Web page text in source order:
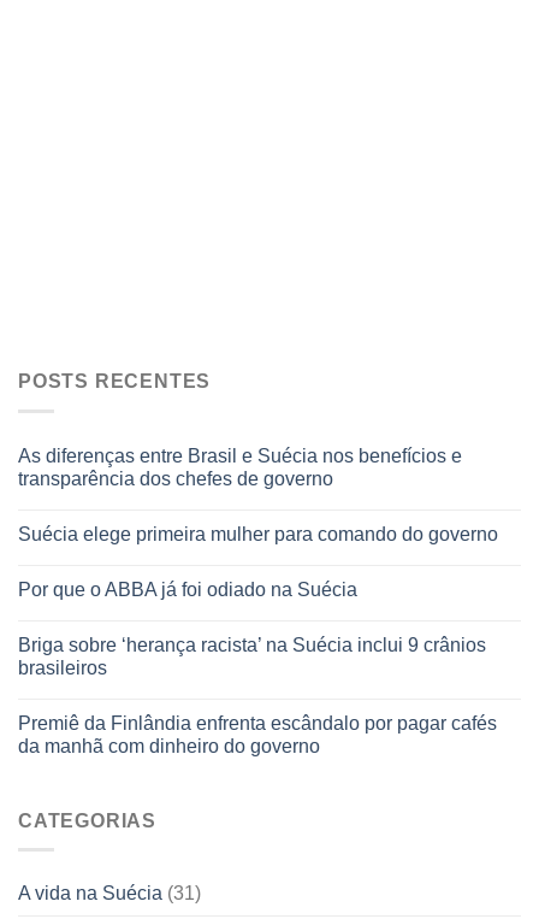
POSTS RECENTES
As diferenças entre Brasil e Suécia nos benefícios e
transparência dos chefes de governo
Suécia elege primeira mulher para comando do governo
Por que o ABBA já foi odiado na Suécia
Briga sobre ‘herança racista’ na Suécia inclui 9 crânios
brasileiros
Premiê da Finlândia enfrenta escândalo por pagar cafés
da manhã com dinheiro do governo
CATEGORIAS
A vida na Suécia (31)